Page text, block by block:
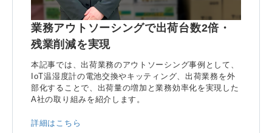
業務アウトソーシングで出荷台数2倍・
残業削減を実現
本記事では、出荷業務のアウトソーシング事例として、
IoT温湿度計の電池交換やキッティング、出荷業務を外
部化することで、出荷量の増加と業務効率化を実現した
A社の取り組みを紹介します。
詳細はこちら